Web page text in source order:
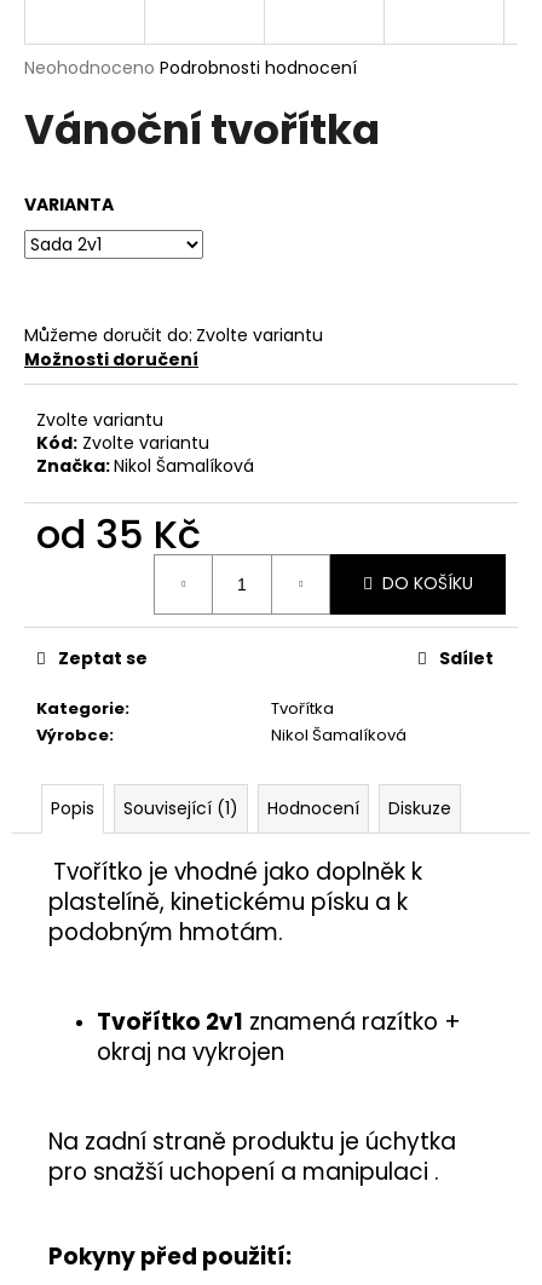
Průměrné
produktu
je
5
hvězdiček.
Neohodnoceno Podrobnosti hodnocení
Vánoční tvořítka
VARIANTA
Můžeme doručit do: Zvolte variantu
Možnosti doručení
Zvolte variantu
Kód: Zvolte variantu
Značka:Nikol Šamalíková
od 35 Kč
DO KOŠÍKU
Kategorie:
Tvořítka
Výrobce: Nikol Šamalíková
Zeptat se Sdílet
Popis Související (1) Hodnocení Diskuze
Tvořítko je vhodné jako doplněk k
plastelíně, kinetickému písku a k
podobným hmotám.
Tvořítko 2v1 znamená razítko +
okraj na vykrojen
Na zadní straně produktu je úchytka
pro snažší uchopení a manipulaci .
Pokyny před použití:
j
t
?
D
o
p
o
č
e
m
ŽÍŽALA
5,50